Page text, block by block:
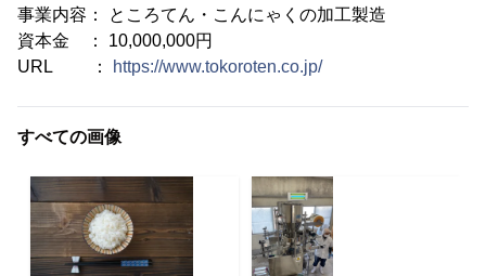
事業内容： ところてん・こんにゃくの加工製造
資本金 ： 10,000,000円
URL ：
https://www.tokoroten.co.jp/
すべての画像